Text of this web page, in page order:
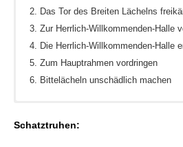
Das Tor des Breiten Lächelns
Zur Herrlich-Willkommenden-Halle
Die Herrlich-Willkommenden-Halle
Zum Hauptrahmen vordringen
Bittelächeln unschädlich machen
Rahmenwerker
Smile-Schluchzer
Schatztruhen: